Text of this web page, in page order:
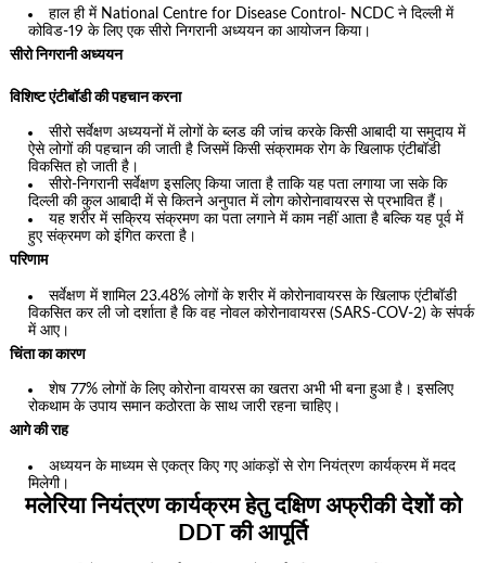
हाल ही में National Centre for Disease Control- NCDC ने दिल्ली में
कोविड-19 के लिए एक सीरो निगरानी अध्ययन का आयोजन किया।
सीरो निगरानी अध्ययन
विशिष्ट एंटीबॉडी की पहचान करना
सीरो सर्वेक्षण अध्ययनों में लोगों के ब्लड की जांच करके किसी आबादी या समुदाय में
ऐसे लोगों की पहचान की जाती है जिसमें किसी संक्रामक रोग के खिलाफ एंटीबॉडी
विकसित हो जाती है।
सीरो-निगरानी सर्वेक्षण इसलिए किया जाता है ताकि यह पता लगाया जा सके कि
दिल्ली की कुल आबादी में से कितने अनुपात में लोग कोरोनावायरस से प्रभावित हैं।
यह शरीर में सक्रिय संक्रमण का पता लगाने में काम नहीं आता है बल्कि यह पूर्व में
हुए संक्रमण को इंगित करता है।
परिणाम
सर्वेक्षण में शामिल 23.48% लोगों के शरीर में कोरोनावायरस के खिलाफ एंटीबॉडी
विकसित कर ली जो दर्शाता है कि वह नोवल कोरोनावायरस (SARS-COV-2) के संपर्क
में आए।
चिंता का कारण
शेष 77% लोगों के लिए कोरोना वायरस का खतरा अभी भी बना हुआ है। इसलिए
रोकथाम के उपाय समान कठोरता के साथ जारी रहना चाहिए।
आगे की राह
अध्ययन के माध्यम से एकत्र किए गए आंकड़ों से रोग नियंत्रण कार्यक्रम में मदद
मिलेगी।
मलेरिया नियंत्रण कार्यक्रम हेतु दक्षिण अफ्रीकी देशों को
DDT की आपूर्ति